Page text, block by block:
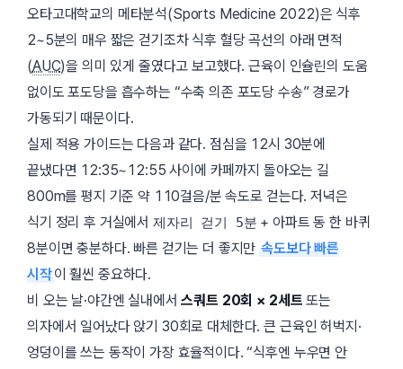
오타고대학교의 메타분석(Sports Medicine 2022)은 식후
2~5분의 매우 짧은 걷기조차 식후 혈당 곡선의 아래 면적
(AUC)을 의미 있게 줄였다고 보고했다. 근육이 인슐린의 도움
없이도 포도당을 흡수하는 “수축 의존 포도당 수송” 경로가
가동되기 때문이다.
실제 적용 가이드는 다음과 같다. 점심을 12시 30분에
끝냈다면 12:35~12:55 사이에 카페까지 돌아오는 길
800m를 평지 기준 약 110걸음/분 속도로 걷는다. 저녁은
식기 정리 후 거실에서 제자리 걷기 5분 + 아파트 동 한 바퀴
8분이면 충분하다. 빠른 걷기는 더 좋지만 속도보다 빠른
시작이 훨씬 중요하다.
비 오는 날·야간엔 실내에서스쿼트 20회 × 2세트 또는
의자에서 일어났다 앉기 30회로 대체한다. 큰 근육인 허벅지·
엉덩이를 쓰는 동작이 가장 효율적이다. “식후엔 누우면 안